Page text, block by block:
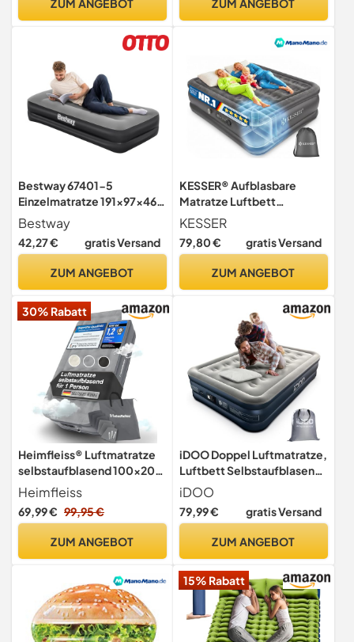
Bestway 67401-5
Einzelmatratze 191x97x46
cm mit integrierter Pumpe
Bestway
42,27 € gratis Versand
ZUM ANGEBOT
KESSER® Aufblasbare
Matratze Luftbett
Selbstaufblasend
Gästebett mit eingebauter
elektrischer Pumpe,
oder Heimgebrauch Mit
Person - 203 x 152,5 x 51cm
KESSER
79,80 € gratis Versand
ZUM ANGEBOT
30% Rabatt
Heimfleiss® Luftmatratze
selbstaufblasend 100x200
cm Luftbett 1 Person
Heimfleiss
69,99 € 99,95 €
ZUM ANGEBOT
iDOO Doppel Luftmatratze,
Luftbett Selbstaufblasend
mit Integrierter Elektrischer
Pumpe,Schnelles
Aufblasen/Luftablassen in
matratze,tragbar für
137x193x46cm
iDOO
79,99 € gratis Versand
ZUM ANGEBOT
15% Rabatt